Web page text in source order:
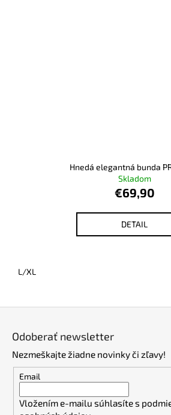
Hnedá elegantná bunda
Skladom
€69,90
DETAIL
L/XL
Odoberať newsletter
Nezmeškajte žiadne novinky či zľavy!
Email
Vložením e-mailu súhlasíte s